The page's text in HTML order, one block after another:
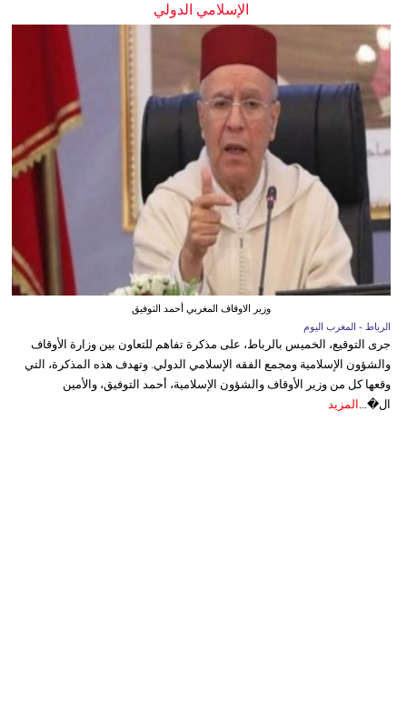
الإسلامي الدولي
وزير الاوقاف المغربي أحمد التوفيق
الرباط - المغرب اليوم
جرى التوقيع، الخميس بالرباط، على مذكرة تفاهم للتعاون بين وزارة الأوقاف
والشؤون الإسلامية ومجمع الفقه الإسلامي الدولي. وتهدف هذه المذكرة، التي
وقعها كل من وزير الأوقاف والشؤون الإسلامية، أحمد التوفيق، والأمين
ال�... المزيد